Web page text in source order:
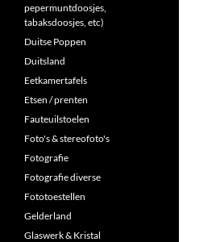
pepermuntdoosjes,
tabaksdoosjes, etc)
Duitse Poppen
Duitsland
Eetkamertafels
Etsen / prenten
Fauteuilstoelen
Foto's & stereofoto's
Fotografie
Fotografie diverse
Fototoestellen
Gelderland
Glaswerk & Kristal